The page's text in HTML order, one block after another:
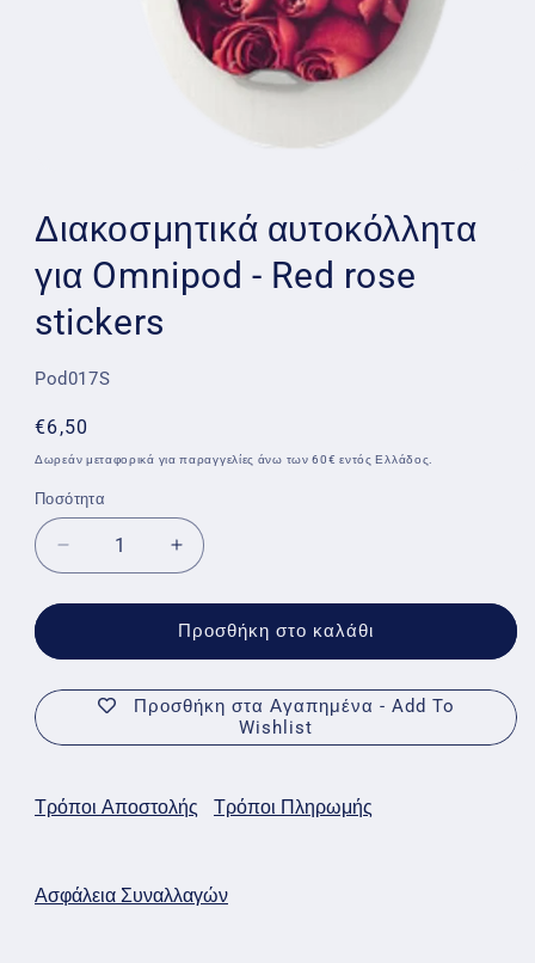
στο
παράθυρο
Διακοσμητικά αυτοκόλλητα
για Omnipod - Red rose
stickers
SKU:
Pod017S
Κανονική
τιμή
€6,50
Δωρεάν μεταφορικά για παραγγελίες άνω των 60€ εντός Ελλάδος.
Ποσότητα
Ποσότητα
Μείωση
ποσότητας
για
Διακοσμητικά
αυτοκόλλητα
Omnipod
stickers
Αύξηση
ποσότητας
για
Διακοσμητικά
αυτοκόλλητα
Omnipod
stickers
Προσθήκη στο καλάθι
Προσθήκη στα Αγαπημένα - Add To
Wishlist
Τρόποι Αποστολής Τρόποι Πληρωμής
Ασφάλεια Συναλλαγών